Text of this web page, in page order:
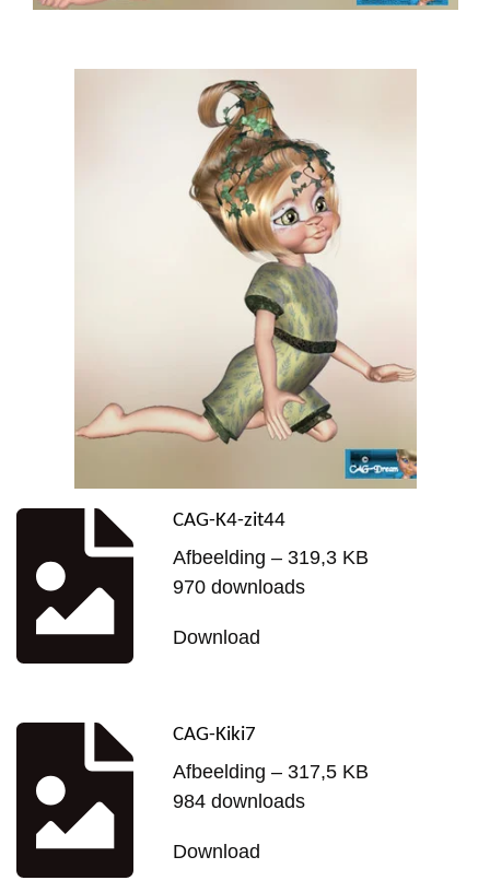
CAG-K4-zit44
Afbeelding – 319,3 KB
970 downloads
Download
CAG-Kiki7
Afbeelding – 317,5 KB
984 downloads
Download